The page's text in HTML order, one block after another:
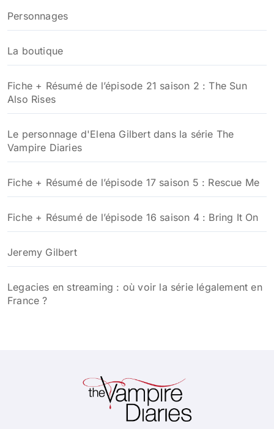
Personnages
La boutique
Fiche + Résumé de l’épisode 21 saison 2 : The Sun
Also Rises
Le personnage d'Elena Gilbert dans la série The
Vampire Diaries
Fiche + Résumé de l’épisode 17 saison 5 : Rescue Me
Fiche + Résumé de l’épisode 16 saison 4 : Bring It On
Jeremy Gilbert
Legacies en streaming : où voir la série légalement en
France ?